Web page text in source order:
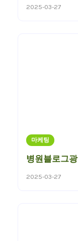
2025-03-27
마케팅
병원블로그
2025-03-27